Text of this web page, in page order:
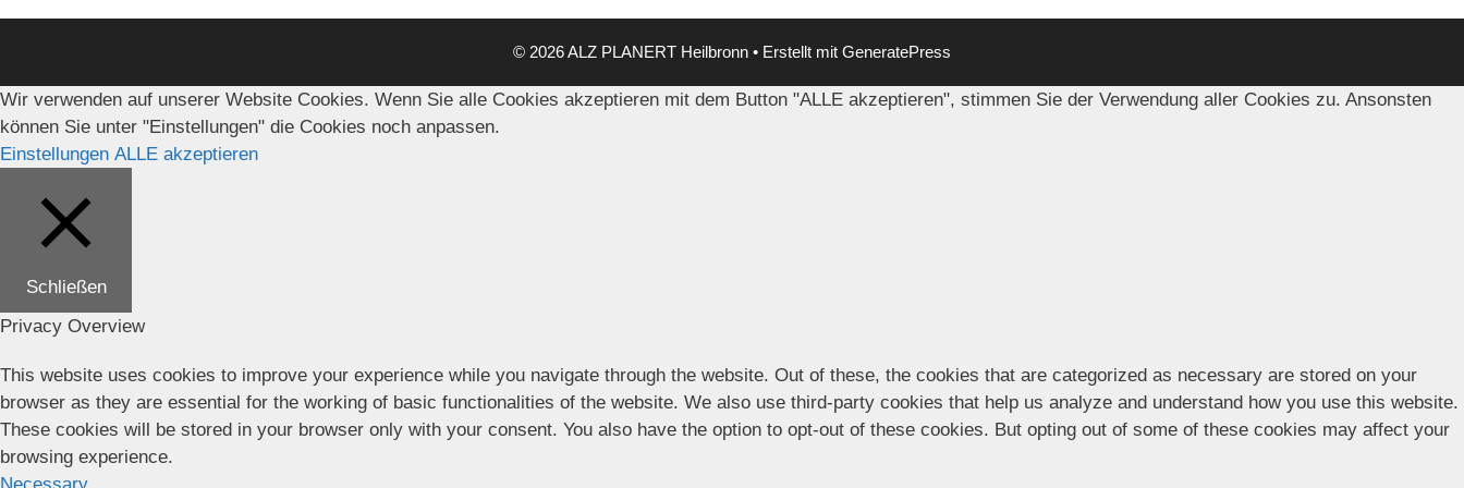
© 2026 ALZ PLANERT Heilbronn • Erstellt mit GeneratePress
Wir verwenden auf unserer Website Cookies. Wenn Sie alle Cookies akzeptieren mit dem Button "ALLE akzeptieren", stimmen Sie der Verwendung aller Cookies zu. Ansonsten
können Sie unter "Einstellungen" die Cookies noch anpassen.
Einstellungen ALLE akzeptieren
Schließen
Privacy Overview
This website uses cookies to improve your experience while you navigate through the website. Out of these, the cookies that are categorized as necessary are stored on your
browser as they are essential for the working of basic functionalities of the website. We also use third-party cookies that help us analyze and understand how you use this website.
These cookies will be stored in your browser only with your consent. You also have the option to opt-out of these cookies. But opting out of some of these cookies may affect your
browsing experience.
Necessary